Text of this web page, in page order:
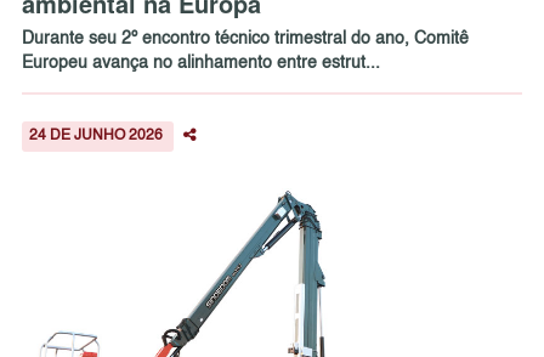
Durante seu 2º encontro técnico trimestral do ano, Comitê
Europeu avança no alinhamento entre estrut...
24 DE JUNHO 2026